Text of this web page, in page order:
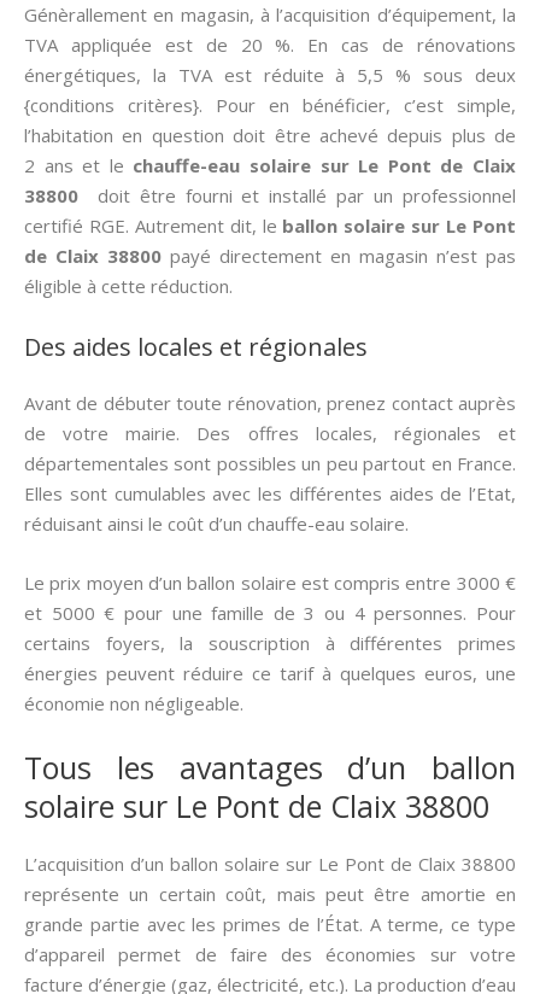
Génèrallement en magasin, à l’acquisition d’équipement, la
TVA appliquée est de 20 %. En cas de rénovations
énergétiques, la TVA est réduite à 5,5 % sous deux
{conditions critères}. Pour en bénéficier, c’est simple,
l’habitation en question doit être achevé depuis plus de
2 ans et le chauffe-eau solaire sur Le Pont de Claix
38800 doit être fourni et installé par un professionnel
certifié RGE. Autrement dit, le ballon solaire sur Le Pont
de Claix 38800 payé directement en magasin n’est pas
éligible à cette réduction.
Des aides locales et régionales
Avant de débuter toute rénovation, prenez contact auprès
de votre mairie. Des offres locales, régionales et
départementales sont possibles un peu partout en France.
Elles sont cumulables avec les différentes aides de l’Etat,
réduisant ainsi le coût d’un chauffe-eau solaire.
Le prix moyen d’un ballon solaire est compris entre 3000 €
et 5000 € pour une famille de 3 ou 4 personnes. Pour
certains foyers, la souscription à différentes primes
énergies peuvent réduire ce tarif à quelques euros, une
économie non négligeable.
Tous les avantages d’un ballon
solaire sur Le Pont de Claix 38800
L’acquisition d’un ballon solaire sur Le Pont de Claix 38800
représente un certain coût, mais peut être amortie en
grande partie avec les primes de l’État. A terme, ce type
d’appareil permet de faire des économies sur votre
facture d’énergie (gaz, électricité, etc.). La production d’eau